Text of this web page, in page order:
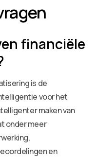
financiële
is de
voor het
maken van
onder meer
en